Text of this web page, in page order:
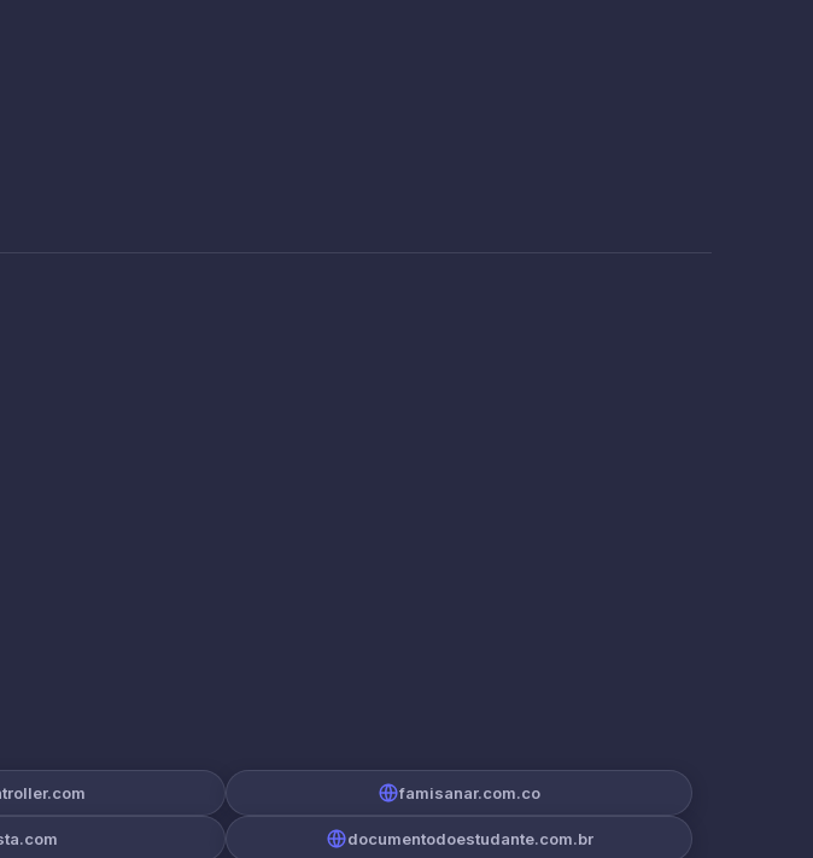
famisanar.com.co
documentodoestudante.com.br